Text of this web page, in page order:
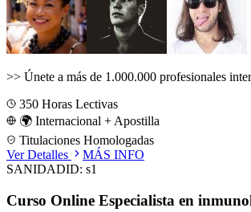
>> Únete a más de 1.000.000 profesionales
350 Horas Lectivas
🌍 Internacional + Apostilla
Titulaciones Homologadas
Ver Detalles
MÁS INFO
SANIDADID: s1
Curso Online Especialista en